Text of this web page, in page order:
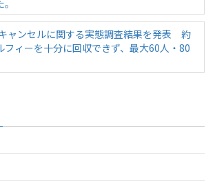
ャンセルに関する実態調査結果を発表 約
フィーを十分に回収できず、最大60人・80